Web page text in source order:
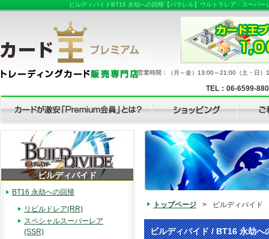
ビルディバイドBT16 永劫への回帰【パラレル】ウルトラレア・スーパ
営業時間：（月～金）13:00～21:00（土・日
TEL：06-6599-
トップページ > ビルディバイド
ビルディバイド / BT16 永劫へ
ビルディバイド
BT16 永劫への回帰
リビルドレア(RR)
スペシャルスーパーレア
(SSR)